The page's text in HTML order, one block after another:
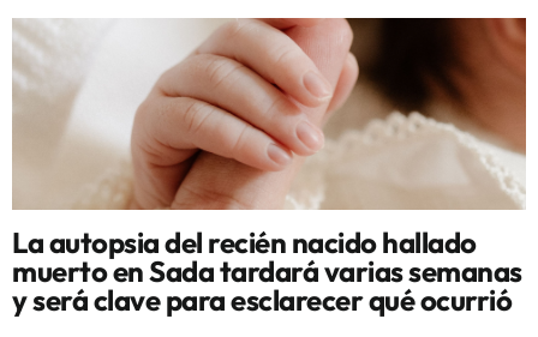
La autopsia del recién nacido hallado
muerto en Sada tardará varias semanas
y será clave para esclarecer qué ocurrió